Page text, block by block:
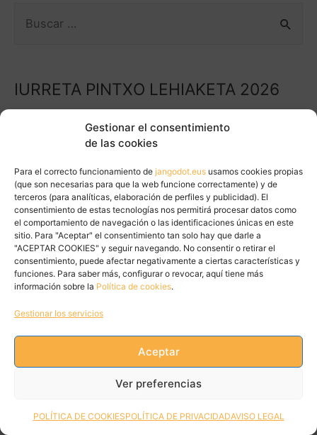
Gestionar el consentimiento
de las cookies
Para el correcto funcionamiento de jangodot.eus usamos cookies propias
(que son necesarias para que la web funcione correctamente) y de
terceros (para analíticas, elaboración de perfiles y publicidad). El
consentimiento de estas tecnologías nos permitirá procesar datos como
el comportamiento de navegación o las identificaciones únicas en este
sitio. Para "Aceptar" el consentimiento tan solo hay que darle a
"ACEPTAR COOKIES" y seguir navegando. No consentir o retirar el
consentimiento, puede afectar negativamente a ciertas características y
funciones. Para saber más, configurar o revocar, aquí tiene más
información sobre la Política de cookies.
Gestionar los servicios
Aceptar
Ver preferencias
POLÍTICA DE COOKIESPOLÍTICA DE PRIVACIDADAVISO LEGAL
IURRETA PINTXO LEHIAKETA 2026
IURRETA PINTXO LEHIAKETA
2026